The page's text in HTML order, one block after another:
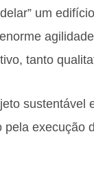
um
tanto
sustentável
execução